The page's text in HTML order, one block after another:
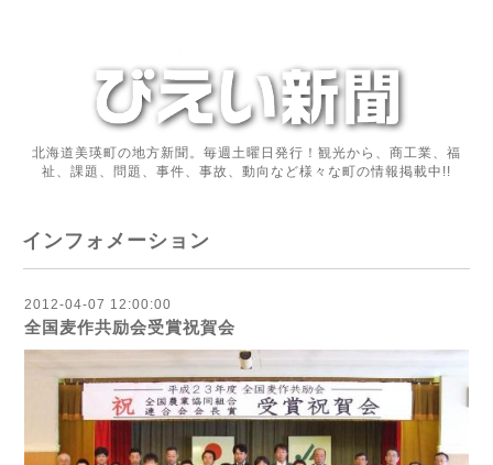
北海道美瑛町の地方新聞。毎週土曜日発行！観光から、商工業、福
祉、課題、問題、事件、事故、動向など様々な町の情報掲載中!!
インフォメーション
2012-04-07 12:00:00
全国麦作共励会受賞祝賀会